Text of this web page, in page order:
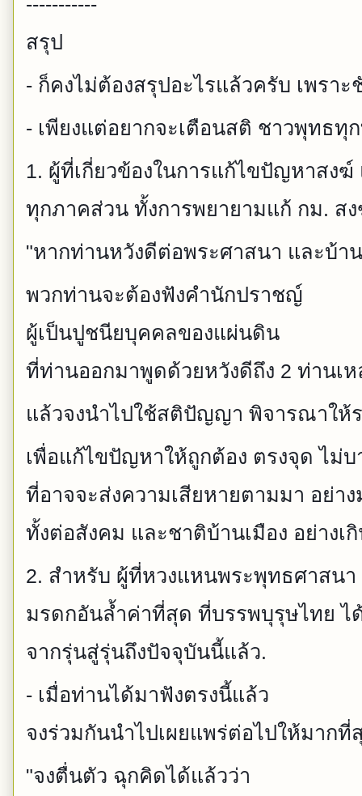
สรุป
- ก็คงไม่ต้องสรุปอะไรแล้วครับ เพรา
- เพียงแต่อยากจะเตือนสติ ชาวพุทธทุ
1. ผู้ที่เกี่ยวข้องในการแก้ไขปัญหาสง
ทุกภาคส่วน ทั้งการพยายามแก้ กม. ส
"หากท่านหวังดีต่อพระศาสนา และบ้าน
พวกท่านจะต้องฟังคำนักปราชญ์
ผู้เป็นปูชนียบุคคลของแผ่นดิน
ที่ท่านออกมาพูดด้วยหวังดีถึง 2 ท่านเ
แล้วจงนำไปใช้สติปัญญา พิจารณาให้
เพื่อแก้ไขปัญหาให้ถูกต้อง ตรงจุด ไม่
ที่อาจจะส่งความเสียหายตามมา อย่า
ทั้งต่อสังคม และชาติบ้านเมือง อย่างเ
2. สำหรับ ผู้ที่หวงแหนพระพุทธศาสน
มรดกอันล้ำค่าที่สุด ที่บรรพบุรุษไทย ไ
จากรุ่นสู่รุ่นถึงปัจจุบันนี้แล้ว.
- เมื่อท่านได้มาฟังตรงนี้แล้ว
จงร่วมกันนำไปเผยแพร่ต่อไปให้มากที่
"จงตื่นตัว ฉุกคิดได้แล้วว่า